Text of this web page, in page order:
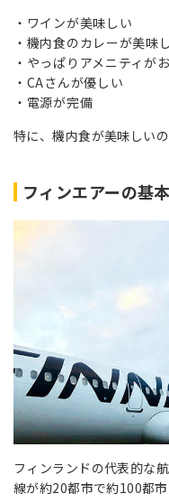
ワインが美味しい
機内食のカレーが美味
やっぱりアメニティが
CAさんが優しい
電源が完備
特に、機内食が美味しい
フィンエアーの基
フィンランドの代表的な
線が約20都市で約100都市